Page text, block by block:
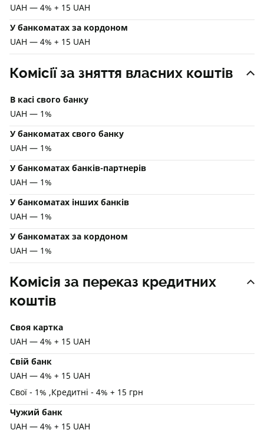
UAH — 4% + 15 UAH
У банкоматах за кордоном
UAH — 4% + 15 UAH
Комісії за зняття власних коштів
В касі свого банку
UAH — 1%
У банкоматах свого банку
UAH — 1%
У банкоматах банків-партнерів
UAH — 1%
У банкоматах інших банків
UAH — 1%
У банкоматах за кордоном
UAH — 1%
Комісія за переказ кредитних
коштів
Своя картка
UAH — 4% + 15 UAH
Свій банк
UAH — 4% + 15 UAH
Свої - 1% ,Кредитні - 4% + 15 грн
Чужий банк
UAH — 4% + 15 UAH